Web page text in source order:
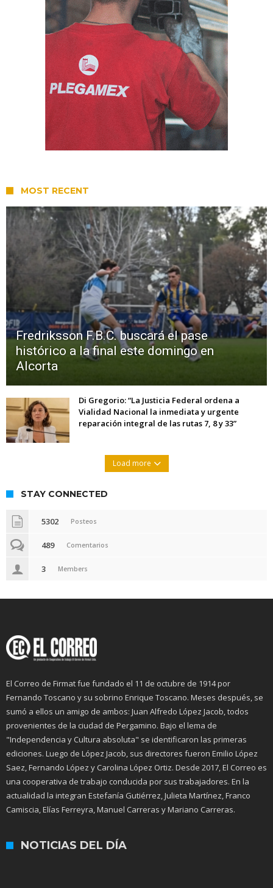
MOST RECENT
Fredriksson F.B.C. buscará el pase
histórico a la final este domingo en
Alcorta
Di Gregorio: “La Justicia Federal ordena a
Vialidad Nacional la inmediata y urgente
reparación integral de las rutas 7, 8 y 33”
Load more
STAY CONNECTED
5302 Posteos
489 Comentarios
3 Members
El Correo de Firmat fue fundado el 11 de octubre de 1914 por
Fernando Toscano y su sobrino Enrique Toscano. Meses después, se
sumó a ellos un amigo de ambos: Juan Alfredo López Jacob, todos
provenientes de la ciudad de Pergamino. Bajo el lema de
"Independencia y Cultura absoluta" se identificaron las primeras
ediciones. Luego de López Jacob, sus directores fueron Emilio López
Saez, Fernando López y Carolina López Ortiz. Desde 2017, El Correo es
una cooperativa de trabajo conducida por sus trabajadores. En la
actualidad la integran Estefanía Gutiérrez, Julieta Martínez, Franco
Camiscia, Elías Ferreyra, Manuel Carreras y Mariano Carreras.
NOTICIAS DEL DÍA